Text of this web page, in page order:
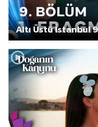
Altı Üstü İstanbul